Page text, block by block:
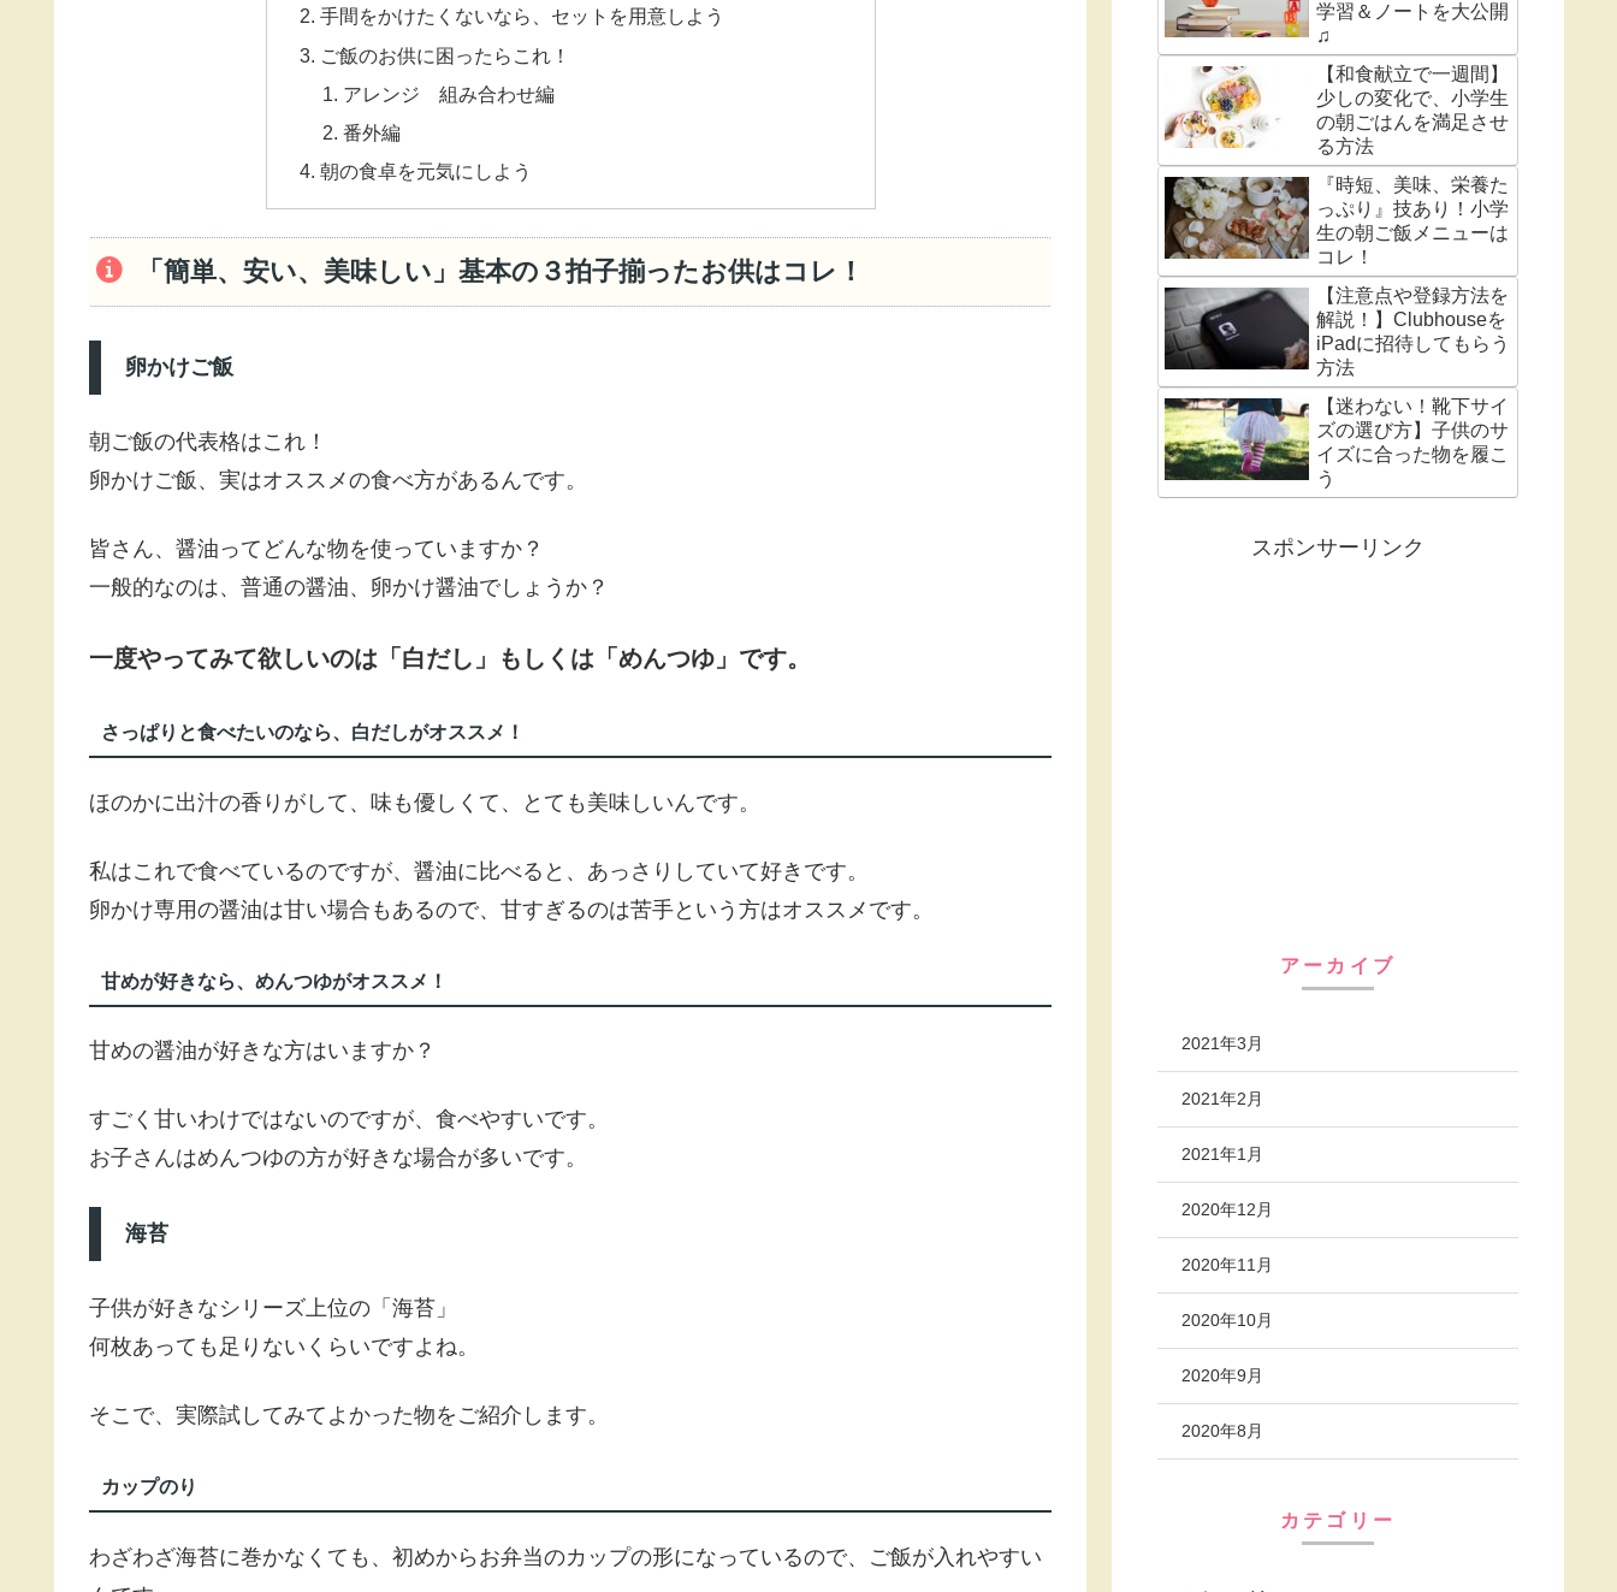
手間をかけたくないなら、セットを用意しよう
ご飯のお供に困ったらこれ！
アレンジ 組み合わせ編
番外編
朝の食卓を元気にしよう
「簡単、安い、美味しい」基本の３拍子揃ったお供はコレ！
卵かけご飯
朝ご飯の代表格はこれ！
卵かけご飯、実はオススメの食べ方があるんです。
皆さん、醤油ってどんな物を使っていますか？
一般的なのは、普通の醤油、卵かけ醤油でしょうか？
一度やってみて欲しいのは「白だし」もしくは「めんつゆ」です。
さっぱりと食べたいのなら、白だしがオススメ！
ほのかに出汁の香りがして、味も優しくて、とても美味しいんです。
私はこれで食べているのですが、醤油に比べると、あっさりしていて好きです。
卵かけ専用の醤油は甘い場合もあるので、甘すぎるのは苦手という方はオススメです。
甘めが好きなら、めんつゆがオススメ！
甘めの醤油が好きな方はいますか？
すごく甘いわけではないのですが、食べやすいです。
お子さんはめんつゆの方が好きな場合が多いです。
海苔
子供が好きなシリーズ上位の「海苔」
何枚あっても足りないくらいですよね。
そこで、実際試してみてよかった物をご紹介します。
カップのり
わざわざ海苔に巻かなくても、初めからお弁当のカップの形になっているので、ご飯が入れやすい
学習＆ノートを大公開
♫
【和食献立で一週間】
少しの変化で、小学生
の朝ごはんを満足させ
る方法
『時短、美味、栄養た
っぷり』技あり！小学
生の朝ご飯メニューは
コレ！
【注意点や登録方法を
解説！】Clubhouseを
iPadに招待してもらう
方法
【迷わない！靴下サイ
ズの選び方】子供のサ
イズに合った物を履こ
う
スポンサーリンク
アーカイブ
2021年3月
2021年2月
2021年1月
2020年12月
2020年11月
2020年10月
2020年9月
2020年8月
カテゴリー